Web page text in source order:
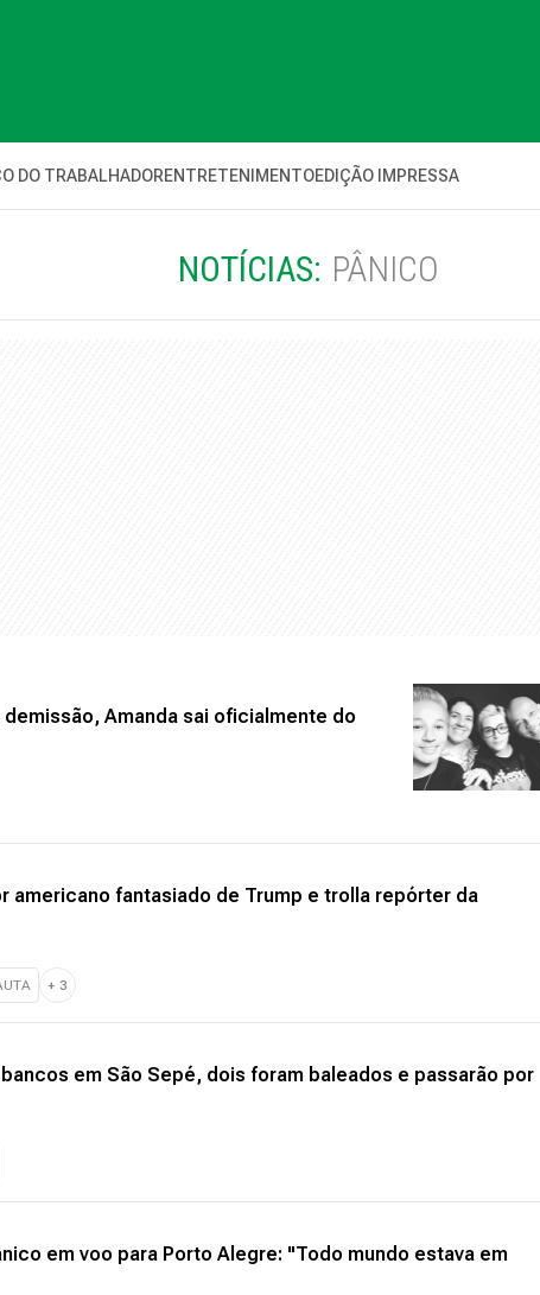
DO TRABALHADORENTRETENIMENTOEDIÇÃO IMPRESSA
NOTÍCIAS: PÂNICO
Amanda sai oficialmente do
americano fantasiado de Trump e trolla repórter da
+ 3
em São Sepé, dois foram baleados e passarão por
em voo para Porto Alegre: "Todo mundo estava em